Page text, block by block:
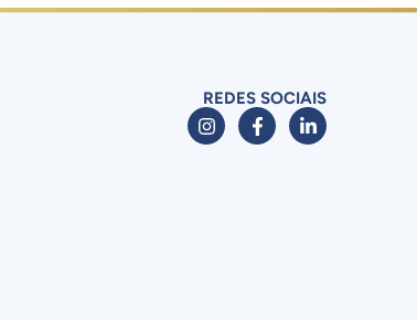
REDES SOCIAIS